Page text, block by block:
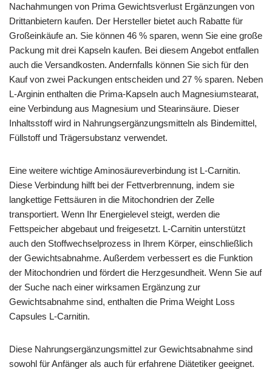
Nachahmungen von Prima Gewichtsverlust Ergänzungen von
Drittanbietern kaufen. Der Hersteller bietet auch Rabatte für
Großeinkäufe an. Sie können 46 % sparen, wenn Sie eine große
Packung mit drei Kapseln kaufen. Bei diesem Angebot entfallen
auch die Versandkosten. Andernfalls können Sie sich für den
Kauf von zwei Packungen entscheiden und 27 % sparen. Neben
L-Arginin enthalten die Prima-Kapseln auch Magnesiumstearat,
eine Verbindung aus Magnesium und Stearinsäure. Dieser
Inhaltsstoff wird in Nahrungsergänzungsmitteln als Bindemittel,
Füllstoff und Trägersubstanz verwendet.
Eine weitere wichtige Aminosäureverbindung ist L-Carnitin.
Diese Verbindung hilft bei der Fettverbrennung, indem sie
langkettige Fettsäuren in die Mitochondrien der Zelle
transportiert. Wenn Ihr Energielevel steigt, werden die
Fettspeicher abgebaut und freigesetzt. L-Carnitin unterstützt
auch den Stoffwechselprozess in Ihrem Körper, einschließlich
der Gewichtsabnahme. Außerdem verbessert es die Funktion
der Mitochondrien und fördert die Herzgesundheit. Wenn Sie auf
der Suche nach einer wirksamen Ergänzung zur
Gewichtsabnahme sind, enthalten die Prima Weight Loss
Capsules L-Carnitin.
Diese Nahrungsergänzungsmittel zur Gewichtsabnahme sind
sowohl für Anfänger als auch für erfahrene Diätetiker geeignet.